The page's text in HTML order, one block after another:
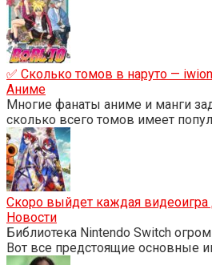
✅ Сколько томов в наруто —
Аниме
Многие фанаты аниме и манги
сколько всего томов имеет
Скоро выйдет каждая видеоигра
Новости
Библиотека Nintendo Switch
Вот все предстоящие основные